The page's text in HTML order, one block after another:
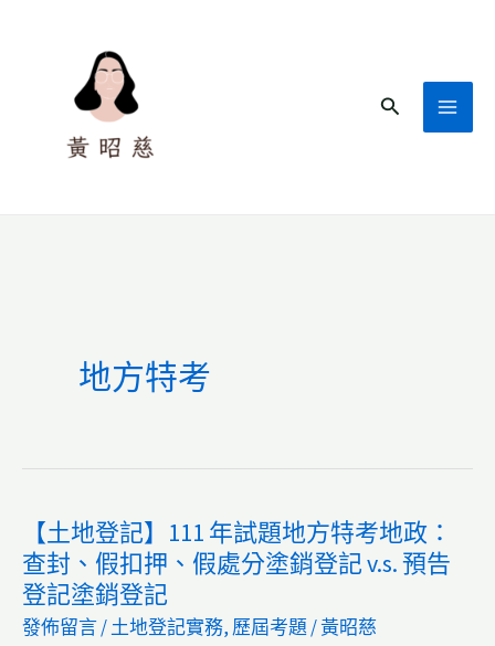
搜
地方特考
【土地登記】111 年試題地方特考地政：
查封、假扣押、假處分塗銷登記 v.s. 預告
登記塗銷登記
發佈留言/土地登記實務, 歷屆考題 /黃昭慈